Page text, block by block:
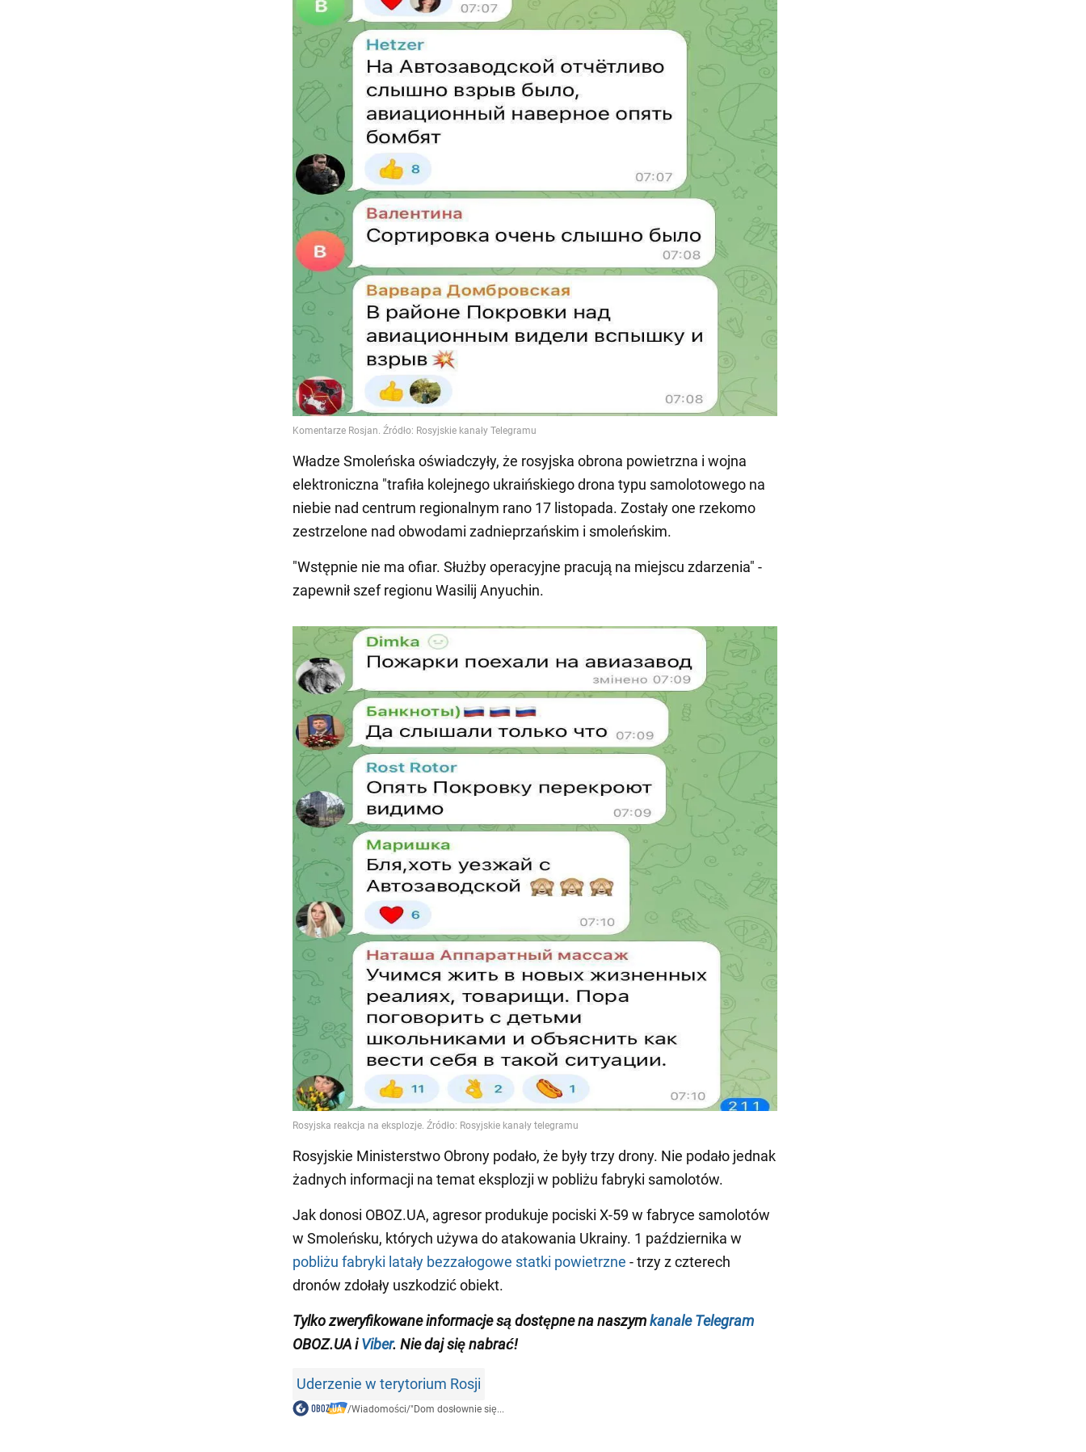
Władze Smoleńska oświadczyły, że rosyjska obrona powietrzna i wojna
elektroniczna "trafiła kolejnego ukraińskiego drona typu samolotowego na
niebie nad centrum regionalnym rano 17 listopada. Zostały one rzekomo
zestrzelone nad obwodami zadnieprzańskim i smoleńskim.
"Wstępnie nie ma ofiar. Służby operacyjne pracują na miejscu zdarzenia" -
zapewnił szef regionu Wasilij Anyuchin.
Rosyjskie Ministerstwo Obrony podało, że były trzy drony. Nie podało jednak
żadnych informacji na temat eksplozji w pobliżu fabryki samolotów.
Jak donosi OBOZ.UA, agresor produkuje pociski X-59 w fabryce samolotów
w Smoleńsku, których używa do atakowania Ukrainy. 1 października w
pobliżu fabryki latały bezzałogowe statki powietrzne - trzy z czterech
dronów zdołały uszkodzić obiekt.
Tylko zweryfikowane informacje są dostępne na naszymkanale Telegram
OBOZ.UA iViber. Nie daj się nabrać!
Uderzenie w terytorium Rosji
/Wiadomości/"Dom dosłownie się...